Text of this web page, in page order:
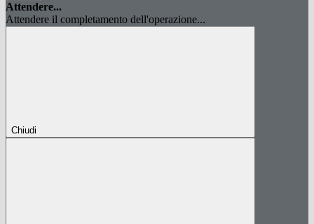
Attendere...
Attendere il completamento dell'operazione...
Chiudi